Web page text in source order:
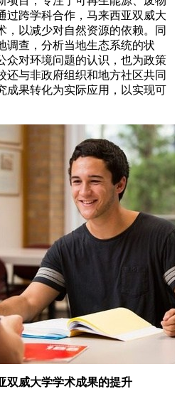
过跨学科合作，马来西亚双威大
，以减少对自然资源的依赖。同
调查，分析当地生态系统的状
众对环境问题的认识，也为政策
还与非政府组织和地方社区共同
成果转化为实际应用，以实现可
威大学学术成果的提升